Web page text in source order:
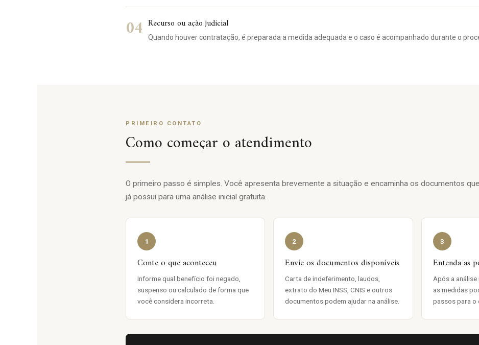
04 Recurso ou ação judicial
Quando houver contratação, é preparada a medida adequada e o caso é acompanhado durante o
PRIMEIRO CONTATO
Como começar o atendimento
O primeiro passo é simples. Você apresenta brevemente a situação e encaminha os documentos que
já possui para uma análise inicial gratuita.
1
Conte o que aconteceu
Informe qual benefício foi negado,
suspenso ou calculado de forma que
você considera incorreta.
2
Envie os documentos disponíveis
Carta de indeferimento, laudos,
extrato do Meu INSS, CNIS e outros
documentos podem ajudar na análise.
3
Entenda as
Após a
as medidas
passos para o